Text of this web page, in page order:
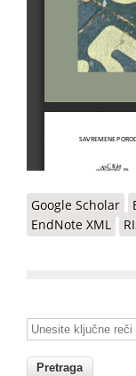
Google Scholar
EndNote XML
Unesite ključne reči